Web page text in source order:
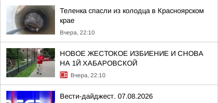
Теленка спасли из колодца в Красноярском
крае
Вчера, 22:10
НОВОЕ ЖЕСТОКОЕ ИЗБИЕНИЕ И СНОВА
НА 1Й ХАБАРОВСКОЙ
Вчера, 22:10
Вести-дайджест. 07.08.2026